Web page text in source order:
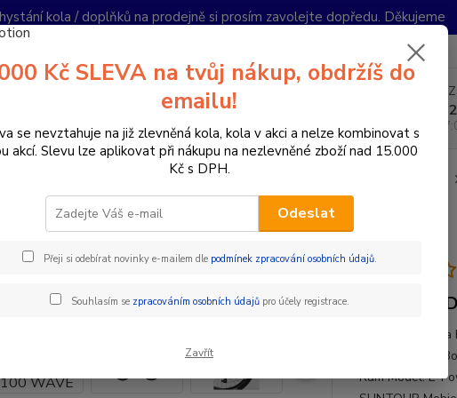
kola / doplňků na prodejně si prosím zavolejte dopředu. Děkujeme
Hledat
Nevíte si rady?
+420 733
PO-PÁ 10:00-
E-POWER MTC 100 WAVE
Doprava ZDARMA
ZDARMA
Specifikace
Cruise Displej:
Rám Model: E-
Kč SLEVA na tvůj nákup, obdržíš do
emailu!
se nevztahuje na již zlevněná kola, kola v akci a nelze kombinovat s
akcí. Slevu lze aplikovat při nákupu na nezlevněné zboží nad 15.000
Kč s DPH.
Odeslat
Přeji si odebírat novinky e-mailem dle podmínek zpracování osobních údajů.
Souhlasím se zpracováním osobních údajůpro účely registrace.
Zavřít